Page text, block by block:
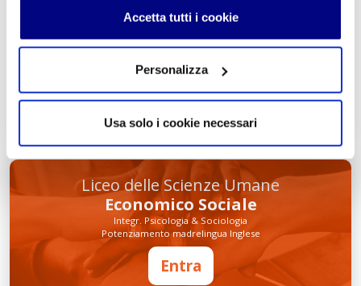
Accetta tutti i cookie
Personalizza
Usa solo i cookie necessari
INVIA COMMENTO
Liceo delle Scienze Umane
Economico Sociale
Integr. Psicologia & Sociologia
Potenziamento madrelingua Inglese
Entra